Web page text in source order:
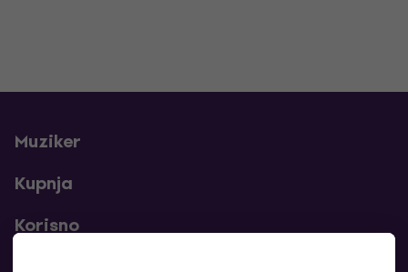
Muziker
Kupnja
Korisno